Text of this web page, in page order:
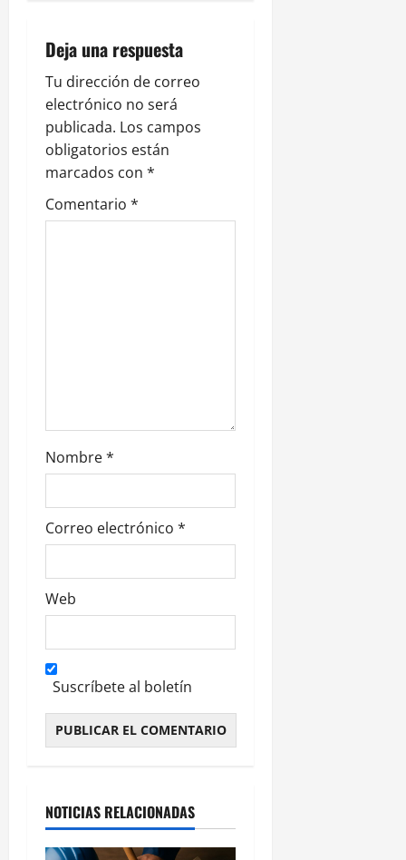
i
ó
n
d
e
d
a
s
Deja una respuesta
Tu dirección de correo
electrónico no será
publicada. Los campos
obligatorios están
marcados con *
Comentario *
Nombre*
Correo electrónico *
Web
Suscríbete al boletín
NOTICIAS RELACIONADAS